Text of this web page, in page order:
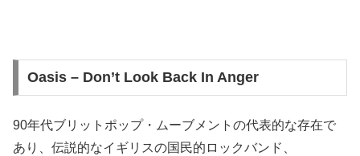
Oasis – Don’t Look Back In Anger
90年代ブリットポップ・ムーブメントの代表的な存在で
あり、伝説的なイギリスの国民的ロックバンド、